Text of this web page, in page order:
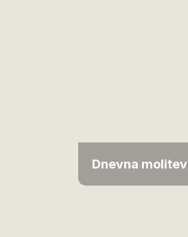
Dnevna molitev